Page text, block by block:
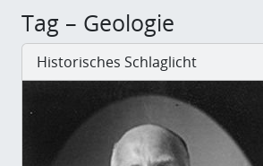
Tag – Geologie
Historisches Schlaglicht